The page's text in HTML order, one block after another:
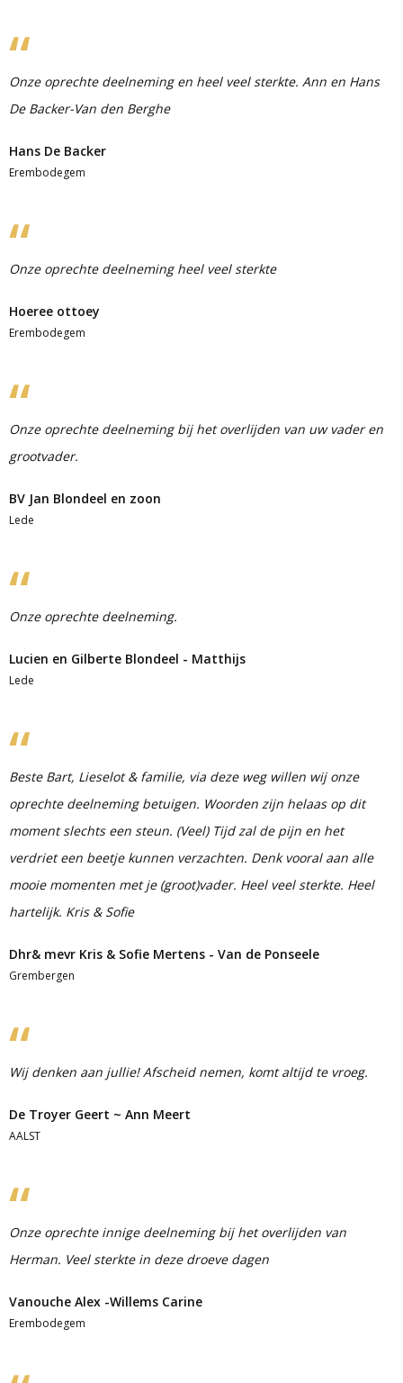
Onze oprechte deelneming en heel veel sterkte. Ann en Hans
De Backer-Van den Berghe
Hans De Backer
Erembodegem
Onze oprechte deelneming heel veel sterkte
Hoeree ottoey
Erembodegem
Onze oprechte deelneming bij het overlijden van uw vader en
grootvader.
BV Jan Blondeel en zoon
Lede
Onze oprechte deelneming.
Lucien en Gilberte Blondeel - Matthijs
Lede
Beste Bart, Lieselot & familie, via deze weg willen wij onze
oprechte deelneming betuigen. Woorden zijn helaas op dit
moment slechts een steun. (Veel) Tijd zal de pijn en het
verdriet een beetje kunnen verzachten. Denk vooral aan alle
mooie momenten met je (groot)vader. Heel veel sterkte. Heel
hartelijk. Kris & Sofie
Dhr& mevr Kris & Sofie Mertens - Van de Ponseele
Grembergen
Wij denken aan jullie! Afscheid nemen, komt altijd te vroeg.
De Troyer Geert ~ Ann Meert
AALST
Onze oprechte innige deelneming bij het overlijden van
Herman. Veel sterkte in deze droeve dagen
Vanouche Alex -Willems Carine
Erembodegem